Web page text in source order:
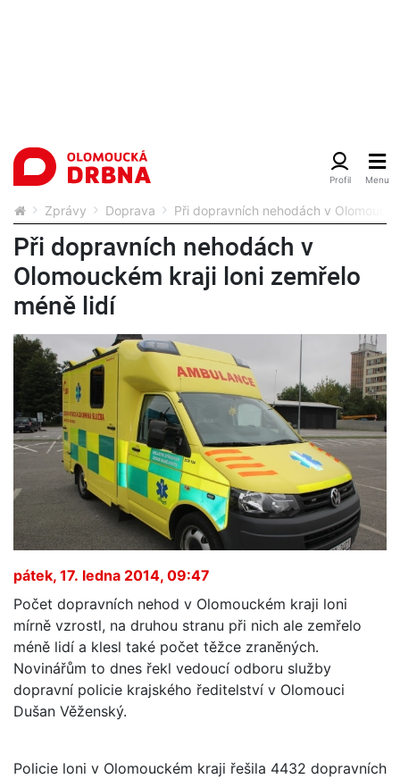
Zprávy Doprava Při dopravních nehodách v
Při dopravních nehodách v
Olomouckém kraji loni zemřelo
méně lidí
pátek, 17. ledna 2014, 09:47
Počet dopravních nehod v Olomouckém kraji loni
mírně vzrostl, na druhou stranu při nich ale zemřelo
méně lidí a klesl také počet těžce zraněných.
Novinářům to dnes řekl vedoucí odboru služby
dopravní policie krajského ředitelství v Olomouci
Dušan Věženský.
Policie loni v Olomouckém kraji řešila 4432 dopravních